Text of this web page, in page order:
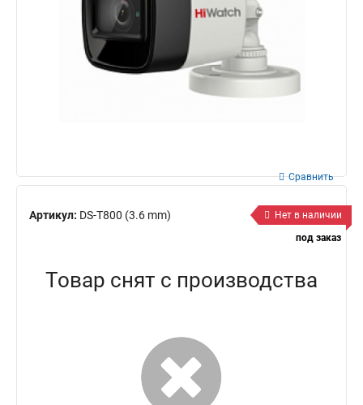
Артикул: DS-T800 (3.6 mm)
Сравнить
Нет в наличии
под заказ
Товар снят с производства